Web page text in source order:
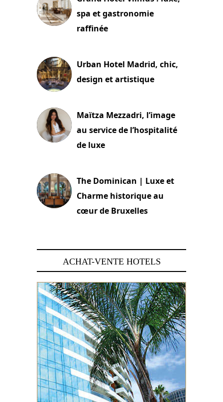
spa et gastronomie
raffinée
Urban Hotel Madrid, chic,
design et artistique
Maïtza Mezzadri, l’image
au service de l’hospitalité
de luxe
The Dominican | Luxe et
Charme historique au
cœur de Bruxelles
ACHAT-VENTE HOTELS